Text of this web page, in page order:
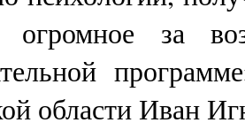
огромное за
области Иван